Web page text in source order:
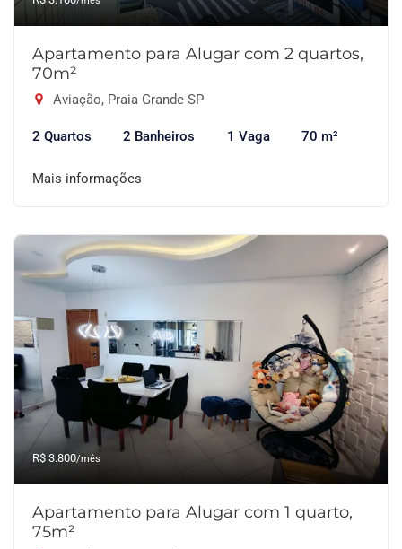
Apartamento para Alugar com 2 quartos,
70m²
Aviação, Praia Grande-SP
2 Quartos 2 Banheiros 1 Vaga 70 m²
Mais informações
R$ 3.800/mês
Apartamento para Alugar com 1 quarto,
75m²